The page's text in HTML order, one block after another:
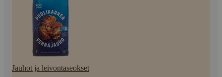
Jauhot ja leivontaseokset